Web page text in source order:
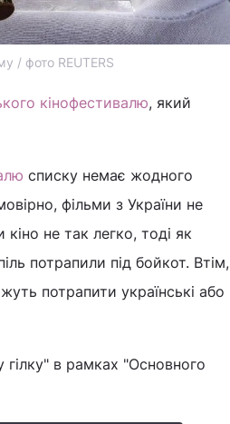
/ фото REUTERS
кінофестивалю, який
списку немає жодного
фільми з України не
не так легко, тоді як
потрапили під бойкот. Втім,
потрапити українські або
в рамках "Основного